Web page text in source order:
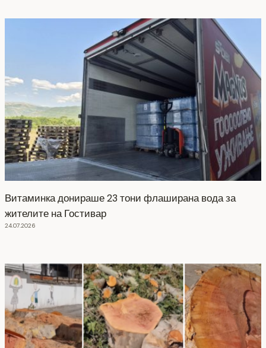
Витаминка донираше 23 тони флаширана вода за
жителите на Гостивар
24.07.2026